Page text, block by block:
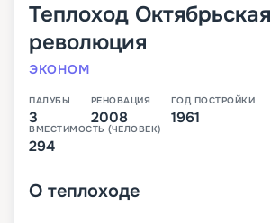
Теплоход Октябрьская
революция
ЭКОНОМ
ПАЛУБЫ
3
РЕНОВАЦИЯ
2008
ГОД ПОСТРОЙКИ
1961
ВМЕСТИМОСТЬ (ЧЕЛОВЕК)
294
О теплоходе